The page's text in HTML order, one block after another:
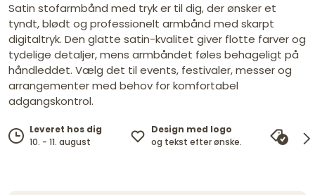
Satin stofarmbånd med tryk er til dig, der ønsker et
tyndt, blødt og professionelt armbånd med skarpt
digitaltryk. Den glatte satin-kvalitet giver flotte farver og
tydelige detaljer, mens armbåndet føles behageligt på
håndleddet. Vælg det til events, festivaler, messer og
arrangementer med behov for komfortabel
adgangskontrol.
Leveret hos dig
10. - 11. august
Design med logo
og tekst efter ønske.
vi